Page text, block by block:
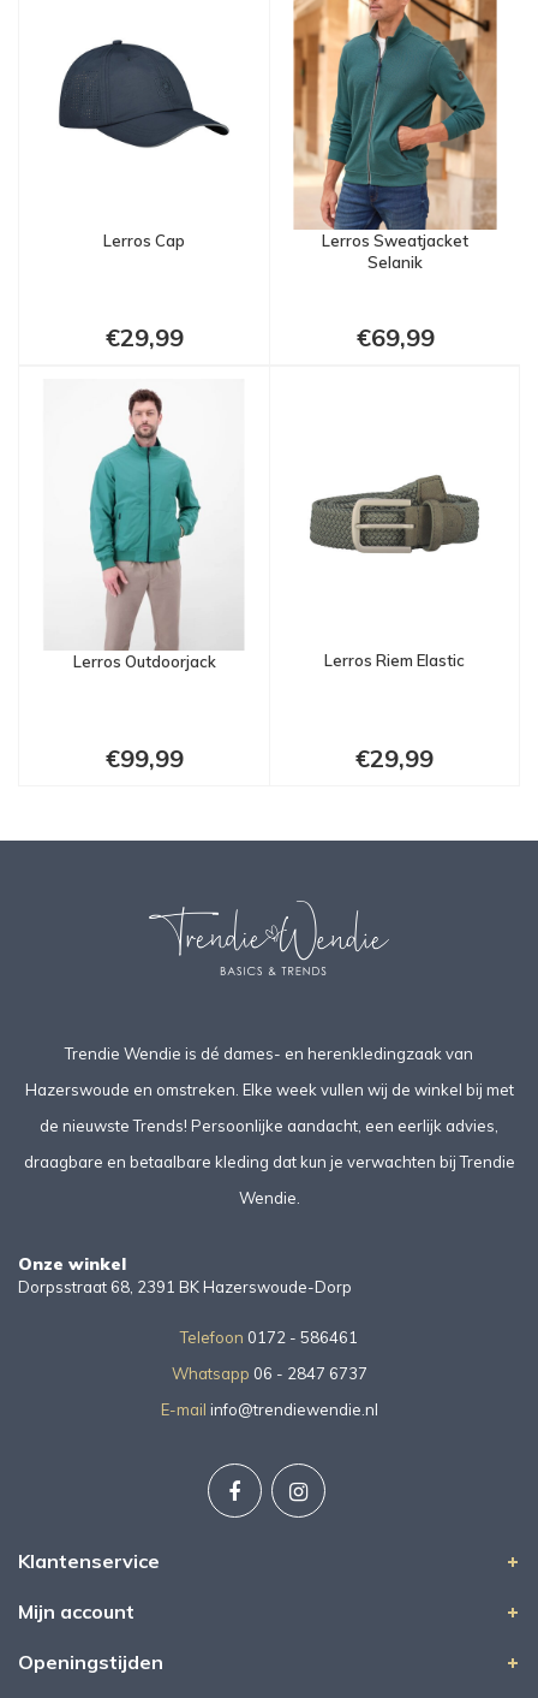
Lerros Cap
€29,99
Lerros Sweatjacket
Selanik
€69,99
Lerros Outdoorjack
€99,99
Lerros Riem Elastic
€29,99
Trendie Wendie is dé dames- en herenkledingzaak van
Hazerswoude en omstreken. Elke week vullen wij de winkel bij met
de nieuwste Trends! Persoonlijke aandacht, een eerlijk advies,
draagbare en betaalbare kleding dat kun je verwachten bij Trendie
Wendie.
Onze winkel
Dorpsstraat 68, 2391 BK Hazerswoude-Dorp
Telefoon 0172 - 586461
Whatsapp 06 - 2847 6737
E-mail info@trendiewendie.nl
Klantenservice
Mijn account
Openingstijden